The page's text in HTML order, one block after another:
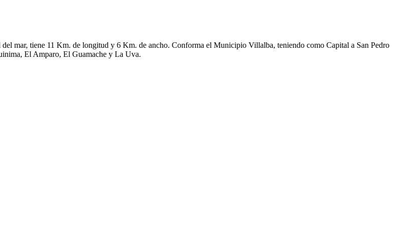
mar, tiene 11 Km. de longitud y 6 Km. de ancho. Conforma el Municipio Villalba, teniendo como Capital a San Pedro
El Amparo, El Guamache y La Uva.